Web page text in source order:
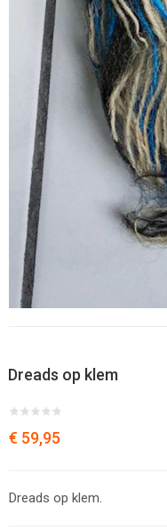
Dreads op klem
€ 59,95
Dreads op klem.